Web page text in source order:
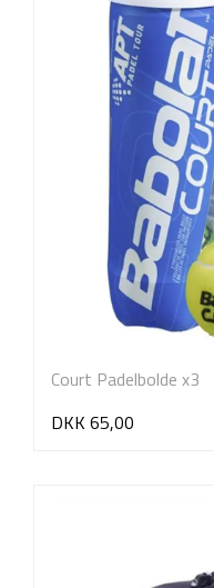
Court Padelbolde x3
DKK 65,00